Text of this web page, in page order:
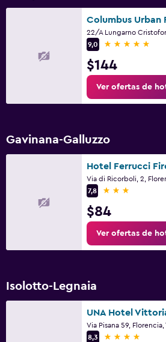
Columbus Urban
9,0
5 estrellas
$144
Ver ofertas de
Gavinana-Galluzzo
Hotel Ferrucci
7,8
3 estrellas
$84
Ver ofertas de
Isolotto-Legnaia
UNA Hotel
Via Pisana 59, Florencia,
8,3
4 estrellas